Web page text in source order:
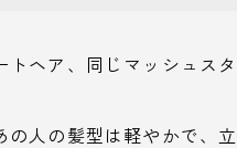
トヘア、同じマッシュス
の人の髪型は軽やかで、